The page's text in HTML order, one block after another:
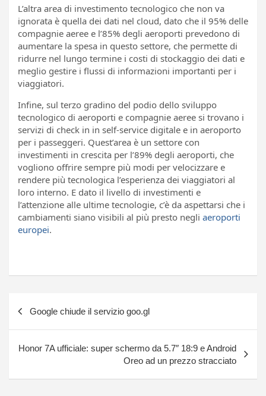
L’altra area di investimento tecnologico che non va
ignorata è quella dei dati nel cloud, dato che il 95% delle
compagnie aeree e l’85% degli aeroporti prevedono di
aumentare la spesa in questo settore, che permette di
ridurre nel lungo termine i costi di stockaggio dei dati e
meglio gestire i flussi di informazioni importanti per i
viaggiatori.
Infine, sul terzo gradino del podio dello sviluppo
tecnologico di aeroporti e compagnie aeree si trovano i
servizi di check in in self-service digitale e in aeroporto
per i passeggeri. Quest’area è un settore con
investimenti in crescita per l’89% degli aeroporti, che
vogliono offrire sempre più modi per velocizzare e
rendere più tecnologica l’esperienza dei viaggiatori al
loro interno. E dato il livello di investimenti e
l’attenzione alle ultime tecnologie, c’è da aspettarsi che i
cambiamenti siano visibili al più presto negli aeroporti
europei.
articoli
Google chiude il servizio goo.gl
Honor 7A ufficiale: super schermo da 5.7″ 18:9 e Android
Oreo ad un prezzo stracciato